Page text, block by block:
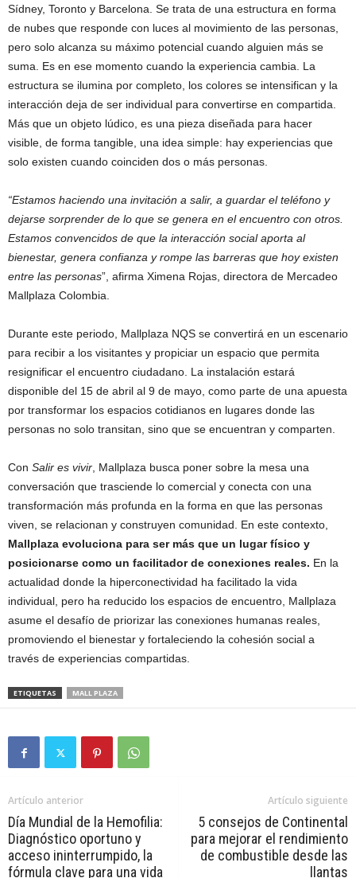
Sídney, Toronto y Barcelona. Se trata de una estructura en forma
de nubes que responde con luces al movimiento de las personas,
pero solo alcanza su máximo potencial cuando alguien más se
suma. Es en ese momento cuando la experiencia cambia. La
estructura se ilumina por completo, los colores se intensifican y la
interacción deja de ser individual para convertirse en compartida.
Más que un objeto lúdico, es una pieza diseñada para hacer
visible, de forma tangible, una idea simple: hay experiencias que
solo existen cuando coinciden dos o más personas.
“Estamos haciendo una invitación a salir, a guardar el teléfono y
dejarse sorprender de lo que se genera en el encuentro con otros.
Estamos convencidos de que la interacción social aporta al
bienestar, genera confianza y rompe las barreras que hoy existen
entre las personas”, afirma Ximena Rojas, directora de Mercadeo
Mallplaza Colombia.
Durante este periodo, Mallplaza NQS se convertirá en un escenario
para recibir a los visitantes y propiciar un espacio que permita
resignificar el encuentro ciudadano. La instalación estará
disponible del 15 de abril al 9 de mayo, como parte de una apuesta
por transformar los espacios cotidianos en lugares donde las
personas no solo transitan, sino que se encuentran y comparten.
Con Salir es vivir, Mallplaza busca poner sobre la mesa una
conversación que trasciende lo comercial y conecta con una
transformación más profunda en la forma en que las personas
viven, se relacionan y construyen comunidad. En este contexto,
Mallplaza evoluciona para ser más que un lugar físico y
posicionarse como un facilitador de conexiones reales. En la
actualidad donde la hiperconectividad ha facilitado la vida
individual, pero ha reducido los espacios de encuentro, Mallplaza
asume el desafío de priorizar las conexiones humanas reales,
promoviendo el bienestar y fortaleciendo la cohesión social a
través de experiencias compartidas.
ETIQUETAS MALL PLAZA
Artículo anterior
Día Mundial de la Hemofilia:
Diagnóstico oportuno y
acceso ininterrumpido, la
fórmula clave para una vida
Artículo siguiente
5 consejos de Continental
para mejorar el rendimiento
de combustible desde las
llantas